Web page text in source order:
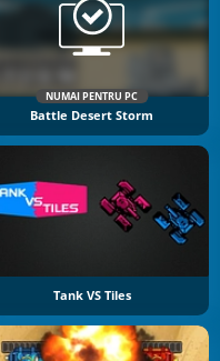
NUMAI PENTRU PC
Battle Desert Storm
Tank VS Tiles